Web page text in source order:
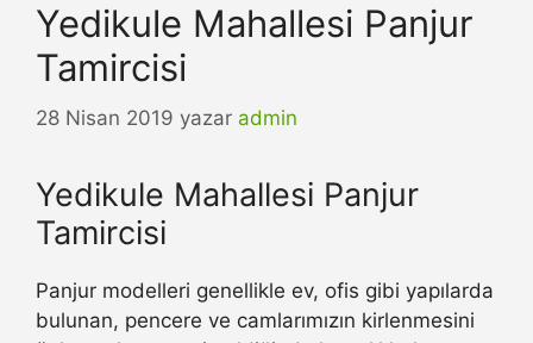
Yedikule Mahallesi Panjur
Tamircisi
28 Nisan 2019 yazar admin
Yedikule Mahallesi Panjur
Tamircisi
Panjur modelleri genellikle ev, ofis gibi yapılarda
bulunan, pencere ve camlarımızın kirlenmesini